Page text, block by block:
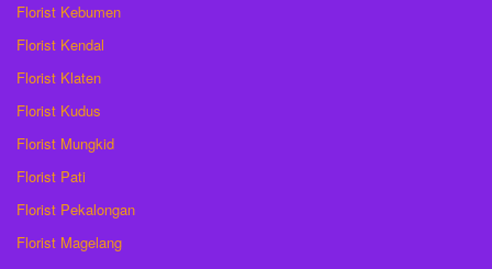
Florist Kebumen
Florist Kendal
Florist Klaten
Florist Kudus
Florist Mungkid
Florist Pati
Florist Pekalongan
Florist Magelang